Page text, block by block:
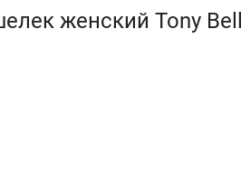
женский Tony